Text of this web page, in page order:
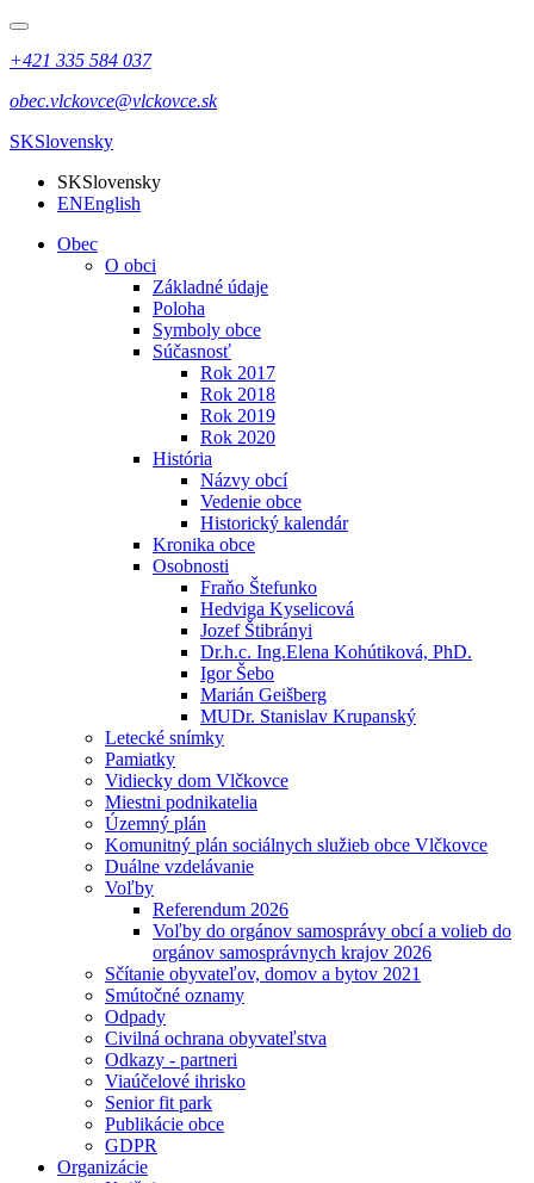
+421 335 584 037
obec.vlckovce@vlckovce.sk
SKSlovensky
SKSlovensky
ENEnglish
Obec
O obci
Základné údaje
Poloha
Symboly obce
Súčasnosť
Rok 2017
Rok 2018
Rok 2019
Rok 2020
História
Názvy obcí
Vedenie obce
Historický kalendár
Kronika obce
Osobnosti
Fraňo Štefunko
Hedviga Kyselicová
Jozef Štibrányi
Dr.h.c. Ing.Elena Kohútiková, PhD.
Igor Šebo
Marián Geišberg
MUDr. Stanislav Krupanský
Letecké snímky
Pamiatky
Vidiecky dom Vlčkovce
Miestni podnikatelia
Územný plán
Komunitný plán sociálnych služieb obce Vlčkovce
Duálne vzdelávanie
Voľby
Referendum 2026
Voľby do orgánov samosprávy obcí a volieb do
orgánov samosprávnych krajov 2026
Sčítanie obyvateľov, domov a bytov 2021
Smútočné oznamy
Odpady
Civilná ochrana obyvateľstva
Odkazy - partneri
Viaúčelové ihrisko
Senior fit park
Publikácie obce
GDPR
Organizácie